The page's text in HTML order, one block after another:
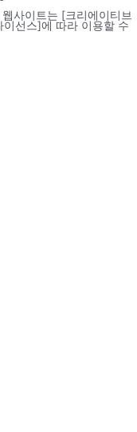
사이트는 [크리에이티브
선스]에 따라 이용할 수